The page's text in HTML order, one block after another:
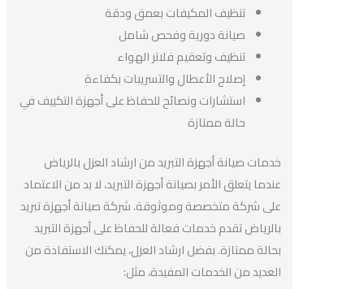
تنظيف المكيفات بعمق ودقة
صيانة دورية وفحص شامل
تنظيف وتعقيم فلاتر الهواء
إصلاح الأعطال والتسريبات بكفاءة
استشارات ونصائح للحفاظ على أجهزة التكييف في
حالة ممتازة
خدمات صيانة أجهزة التبريد من ارشاد العزل بالرياض
عندما يتعلق الأمر بصيانة أجهزة التبريد، لا بد من الاعتماد
على شركة متخصصة وموثوقة. شركة صيانة أجهزة تبريد
بالرياض تقدم خدمات فعالة للحفاظ على أجهزة التبريد
بحالة ممتازة. بفضل ارشاد العزل، يمكنك الاستفادة من
العديد من الخدمات المفيدة، مثل: